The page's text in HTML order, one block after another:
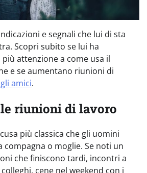
e segnali che lui di sta
Scopri subito se lui ha
più attenzione a come usa il
e se aumentano riunioni di
amici.
riunioni di lavoro
più classica che gli uomini
o moglie. Se noti un
che finiscono tardi, incontri a
cene nel weekend con i